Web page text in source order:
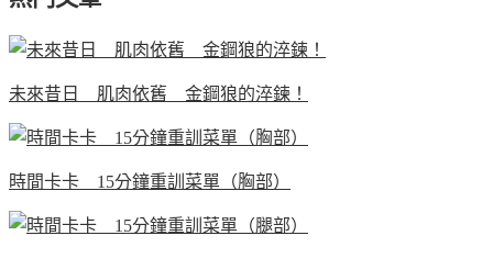
未來昔日 肌肉依舊 金鋼狼的淬鍊！
時間卡卡 15分鐘重訓菜單（胸部）